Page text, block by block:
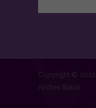
Copyright © 2022
Andrea Braun